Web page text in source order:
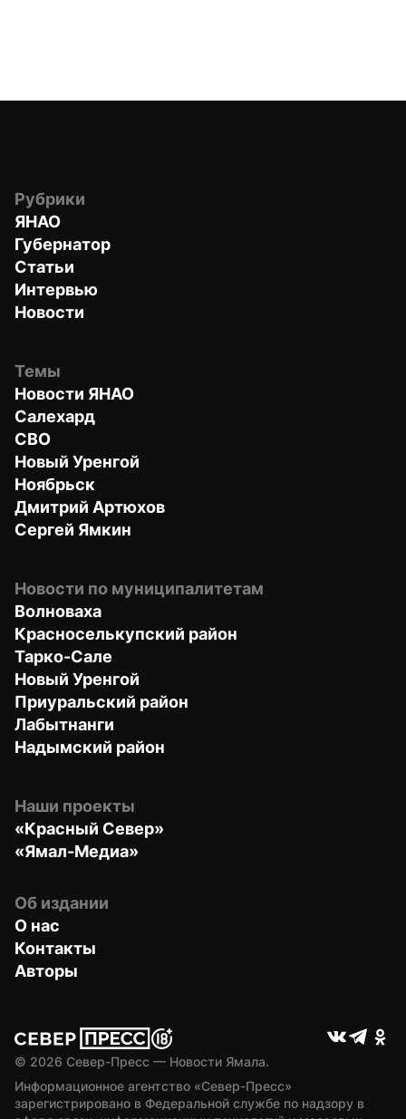
Рубрики
ЯНАО
Губернатор
Статьи
Интервью
Новости
Темы
Новости ЯНАО
Салехард
СВО
Новый Уренгой
Ноябрьск
Дмитрий Артюхов
Сергей Ямкин
Новости по муниципалитетам
Волноваха
Красноселькупский район
Тарко-Сале
Новый Уренгой
Приуральский район
Лабытнанги
Надымский район
Наши проекты
«Красный Север»
«Ямал-Медиа»
Об издании
О нас
Контакты
Авторы
© 2026 Север-Пресс — Новости Ямала.
Информационное агентство «Север-Пресс»
зарегистрировано в Федеральной службе по надзору в